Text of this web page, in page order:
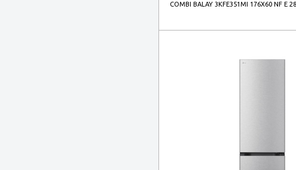
COMBI BALAY 3KFE351MI 176X60 NF E